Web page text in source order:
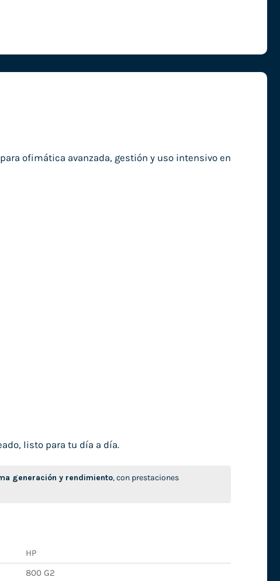
ofimática avanzada, gestión y uso intensivo en
listo para tu día a día.
generación y rendimiento, con prestaciones
HP
800 G2